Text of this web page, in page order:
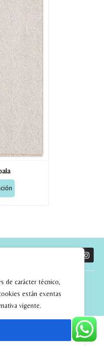
de carácter técnico,
están exentas
vigente.
alfombras modernas madrid